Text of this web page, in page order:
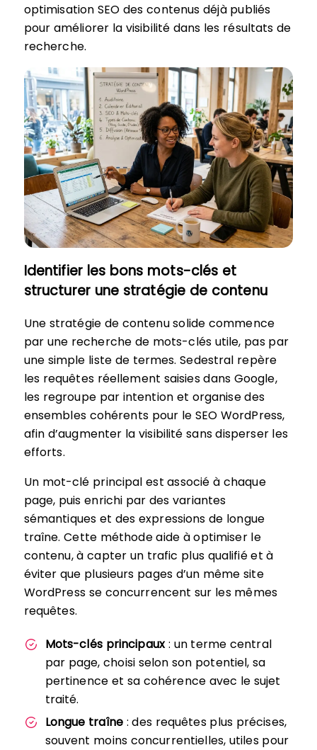
optimisation SEO des contenus déjà publiés
pour améliorer la visibilité dans les résultats de
recherche.
Identifier les bons mots-clés et
structurer une stratégie de contenu
Une stratégie de contenu solide commence
par une recherche de mots-clés utile, pas par
une simple liste de termes. Sedestral repère
les requêtes réellement saisies dans Google,
les regroupe par intention et organise des
ensembles cohérents pour le SEO WordPress,
afin d’augmenter la visibilité sans disperser les
efforts.
Un mot-clé principal est associé à chaque
page, puis enrichi par des variantes
sémantiques et des expressions de longue
traîne. Cette méthode aide à optimiser le
contenu, à capter un trafic plus qualifié et à
éviter que plusieurs pages d’un même site
WordPress se concurrencent sur les mêmes
requêtes.
Mots-clés principaux: un terme central
par page, choisi selon son potentiel, sa
pertinence et sa cohérence avec le sujet
traité.
Longue traîne : des requêtes plus précises,
souvent moins concurrentielles, utiles pour